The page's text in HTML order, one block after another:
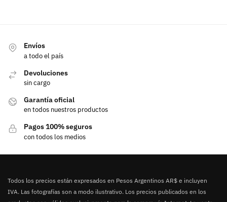
Envíos
a todo el país
Devoluciones
sin cargo
Garantía oficial
en todos nuestros productos
Pagos 100% seguros
con todos los medios
Todos los precios están expresados en Pesos Argentinos AR$ e incluyen
IVA. Las fotografías son a modo ilustrativo. Los precios publicados en los